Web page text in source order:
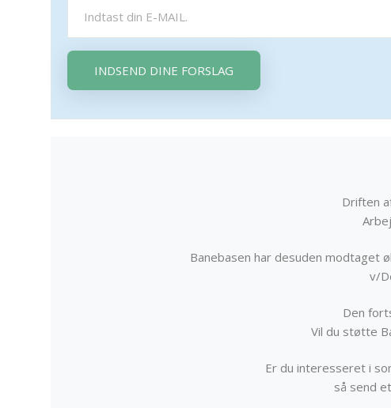
INDSEND DINE FORSLAG
Driften
Banebasen har desuden modtaget
v/
Den
Vil du støtte
Er du interesseret i
så send